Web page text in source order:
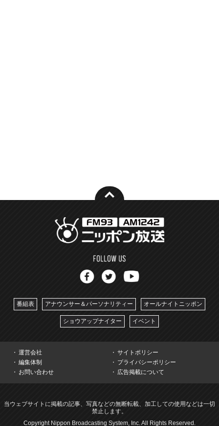
番組表 アナウンサー＆パーソナリティー オールナイトニッポン
ショウアップナイター イベント
運営会社
サイトポリシー
編集体制
プライバシーポリシー
お問い合わせ
広告掲載について
当ウェブサイトに掲載の記事、写真などの無断転載、加工しての使用などは一切
禁止します。
Copyright Nippon Broadcasting System, Inc. All Rights Reserved.